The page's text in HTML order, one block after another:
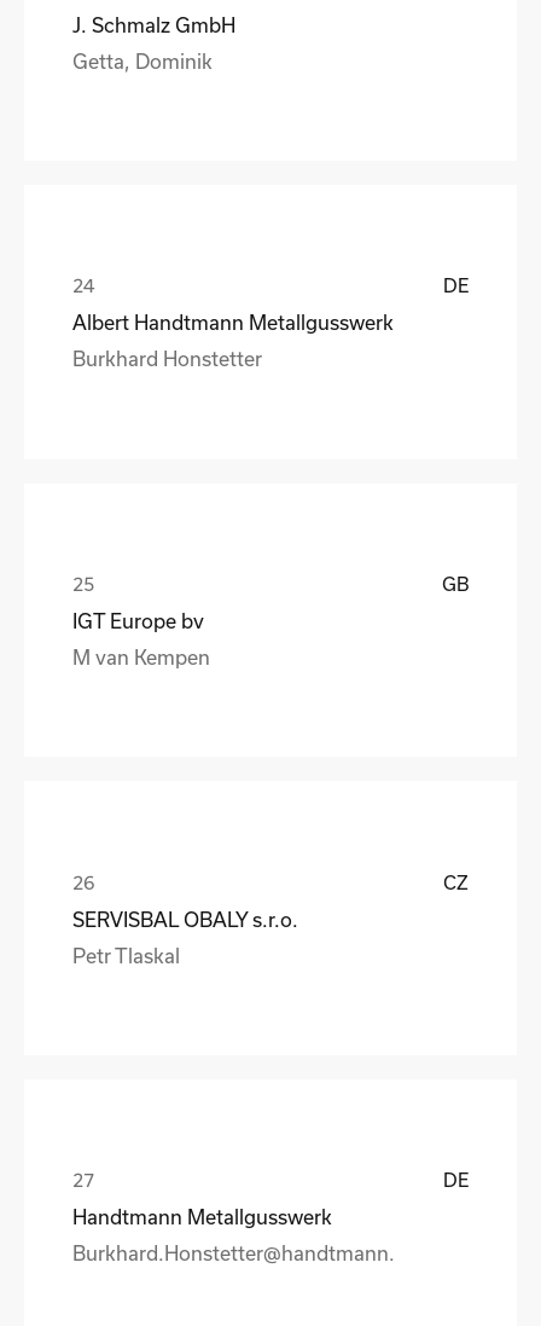
J. Schmalz GmbH
Getta, Dominik
DE
Albert Handtmann Metallgusswerk
Burkhard Honstetter
GB
IGT Europe bv
M van Kempen
CZ
SERVISBAL OBALY s.r.o.
Petr Tlaskal
DE
Handtmann Metallgusswerk
Burkhard.Honstetter@handtmann.